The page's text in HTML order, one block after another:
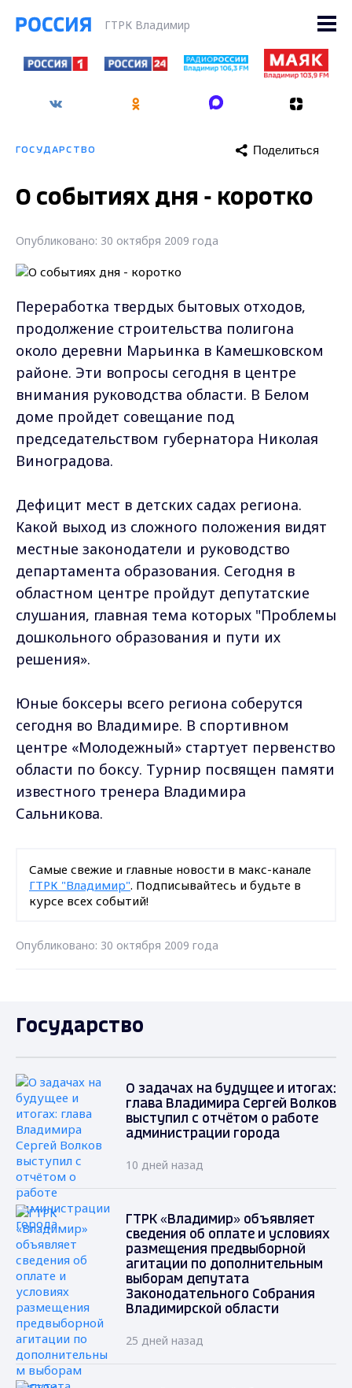
ГТРК Владимир
ГОСУДАРСТВО Поделиться
О событиях дня - коротко
Опубликовано: 30 октября 2009 года
Переработка твердых бытовых отходов,
продолжение строительства полигона
около деревни Марьинка в Камешковском
районе. Эти вопросы сегодня в центре
внимания руководства области. В Белом
доме пройдет совещание под
председательством губернатора Николая
Виноградова.
Дефицит мест в детских садах региона.
Какой выход из сложного положения видят
местные законодатели и руководство
департамента образования. Сегодня в
областном центре пройдут депутатские
слушания, главная тема которых "Проблемы
дошкольного образования и пути их
решения».
Юные боксеры всего региона соберутся
сегодня во Владимире. В спортивном
центре «Молодежный» стартует первенство
области по боксу. Турнир посвящен памяти
известного тренера Владимира
Сальникова.
Самые свежие и главные новости в макс-канале
ГТРК "Владимир". Подписывайтесь и будьте в
курсе всех событий!
Опубликовано: 30 октября 2009 года
Государство
О задачах на будущее и итогах:
глава Владимира Сергей Волков
выступил с отчётом о работе
администрации города
10 дней назад
ГТРК «Владимир» объявляет
сведения об оплате и условиях
размещения предвыборной
агитации по дополнительным
выборам депутата
Законодательного Собрания
Владимирской области
25 дней назад